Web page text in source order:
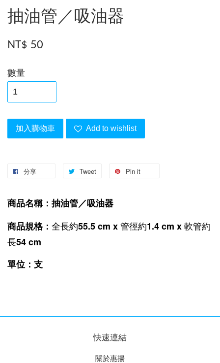
抽油管／吸油器
NT$ 50
數量
加入購物車 Add to wishlist
分享 Tweet Pin it
商品名稱：抽油管／吸油器
商品規格： 全長約55.5 cm x 管徑約1.4 cm x 軟管約
長54 cm
單位：支
快速連結
關於惠揚